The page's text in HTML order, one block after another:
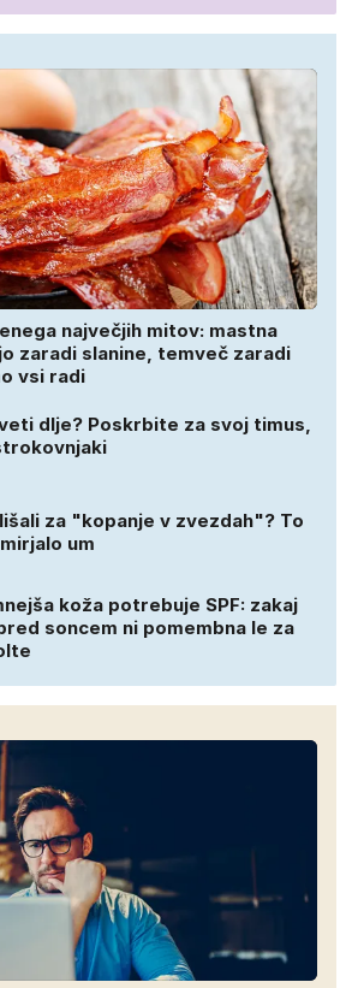
največjih mitov: mastna
zaradi slanine, temveč zaradi
vsi radi
dlje? Poskrbite za svoj timus,
za "kopanje v zvezdah"? To
um
koža potrebuje SPF: zakaj
soncem ni pomembna le za